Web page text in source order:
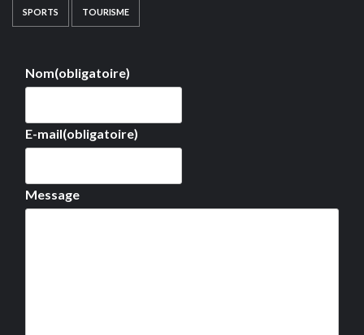
SPORTS TOURISME
Nom(obligatoire)
E-mail(obligatoire)
Message